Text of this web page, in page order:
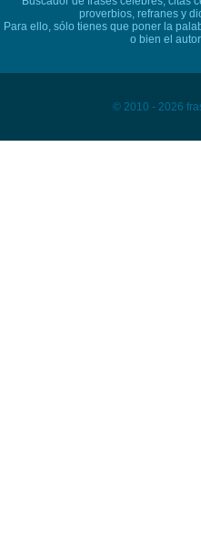
proverbios, refranes y
Para ello, sólo tienes que poner la
o bien el
© 2010 - 2026